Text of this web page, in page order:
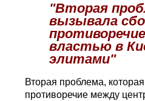
"Вторая
вызывала
властью в
элитами"
Вторая проблема,
противоречие между